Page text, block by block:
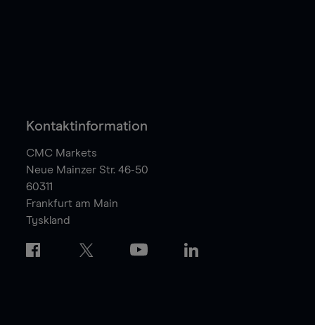
Kontaktinformation
CMC Markets
Neue Mainzer Str. 46-50
60311
Frankfurt am Main
Tyskland